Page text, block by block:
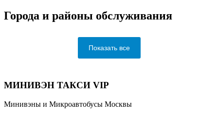
Города и районы обслуживания
Показать все
МИНИВЭН ТАКСИ VIP
Минивэны и Микроавтобусы Москвы